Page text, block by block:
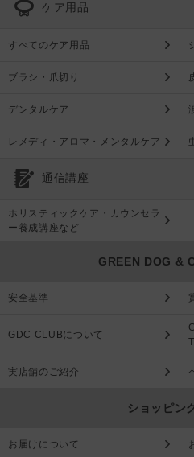
ケア用品
すべてのケア用品
ブラシ・爪切り
デンタルケア
レメディ・アロマ・メンタルケア
通信講座
ホリスティックケア・カウンセラ
ー養成講座など
GREEN DOG &
安全基準
GDC CLUBについて
実店舗のご紹介
ショッピン
お届けについて